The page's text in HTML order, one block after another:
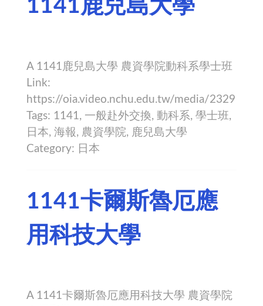
1141鹿兒島大學
A 1141鹿兒島大學 農資學院動科系學士班
Link:
https://oia.video.nchu.edu.tw/media/2329
Tags: 1141, 一般赴外交換, 動科系, 學士班,
日本, 海報, 農資學院, 鹿兒島大學
Category: 日本
1141卡爾斯魯厄應
用科技大學
A 1141卡爾斯魯厄應用科技大學 農資學院